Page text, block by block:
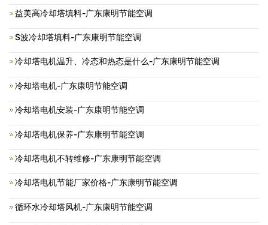
益美高冷却塔填料-广东康明节能空调
S波冷却塔填料-广东康明节能空调
冷却塔电机温升、冷态和热态是什么-广东康明节能空调
冷却塔电机-广东康明节能空调
冷却塔电机安装-广东康明节能空调
冷却塔电机保养-广东康明节能空调
冷却塔电机不转维修-广东康明节能空调
冷却塔电机节能厂家价格-广东康明节能空调
循环水冷却塔风机-广东康明节能空调